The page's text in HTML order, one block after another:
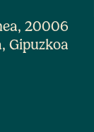
20006
Gipuzkoa